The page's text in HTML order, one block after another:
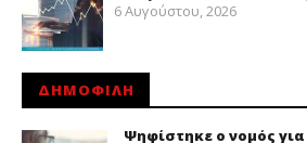
6 Αυγούστου, 2026
ΔΗΜΟΦΙΛΗ
Ψηφίστηκε ο νομός